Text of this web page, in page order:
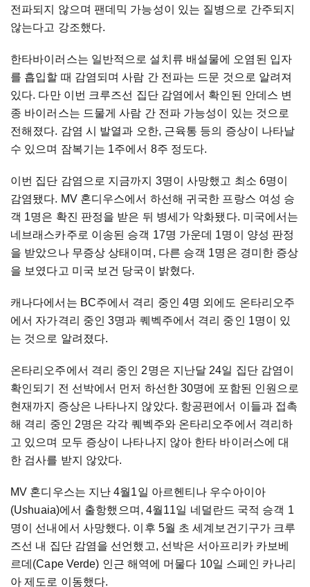
전파되지 않으며 팬데믹 가능성이 있는 질병으로 간주되지
않는다고 강조했다.
한타바이러스는 일반적으로 설치류 배설물에 오염된 입자
를 흡입할 때 감염되며 사람 간 전파는 드문 것으로 알려져
있다. 다만 이번 크루즈선 집단 감염에서 확인된 안데스 변
종 바이러스는 드물게 사람 간 전파 가능성이 있는 것으로
전해졌다. 감염 시 발열과 오한, 근육통 등의 증상이 나타날
수 있으며 잠복기는 1주에서 8주 정도다.
이번 집단 감염으로 지금까지 3명이 사망했고 최소 6명이
감염됐다. MV 혼디우스에서 하선해 귀국한 프랑스 여성 승
객 1명은 확진 판정을 받은 뒤 병세가 악화됐다. 미국에서는
네브래스카주로 이송된 승객 17명 가운데 1명이 양성 판정
을 받았으나 무증상 상태이며, 다른 승객 1명은 경미한 증상
을 보였다고 미국 보건 당국이 밝혔다.
캐나다에서는 BC주에서 격리 중인 4명 외에도 온타리오주
에서 자가격리 중인 3명과 퀘벡주에서 격리 중인 1명이 있
는 것으로 알려졌다.
온타리오주에서 격리 중인 2명은 지난달 24일 집단 감염이
확인되기 전 선박에서 먼저 하선한 30명에 포함된 인원으로
현재까지 증상은 나타나지 않았다. 항공편에서 이들과 접촉
해 격리 중인 2명은 각각 퀘벡주와 온타리오주에서 격리하
고 있으며 모두 증상이 나타나지 않아 한타 바이러스에 대
한 검사를 받지 않았다.
MV 혼디우스는 지난 4월1일 아르헨티나 우수아이아
(Ushuaia)에서 출항했으며, 4월11일 네덜란드 국적 승객 1
명이 선내에서 사망했다. 이후 5월 초 세계보건기구가 크루
즈선 내 집단 감염을 선언했고, 선박은 서아프리카 카보베
르데(Cape Verde) 인근 해역에 머물다 10일 스페인 카나리
아 제도로 이동했다.